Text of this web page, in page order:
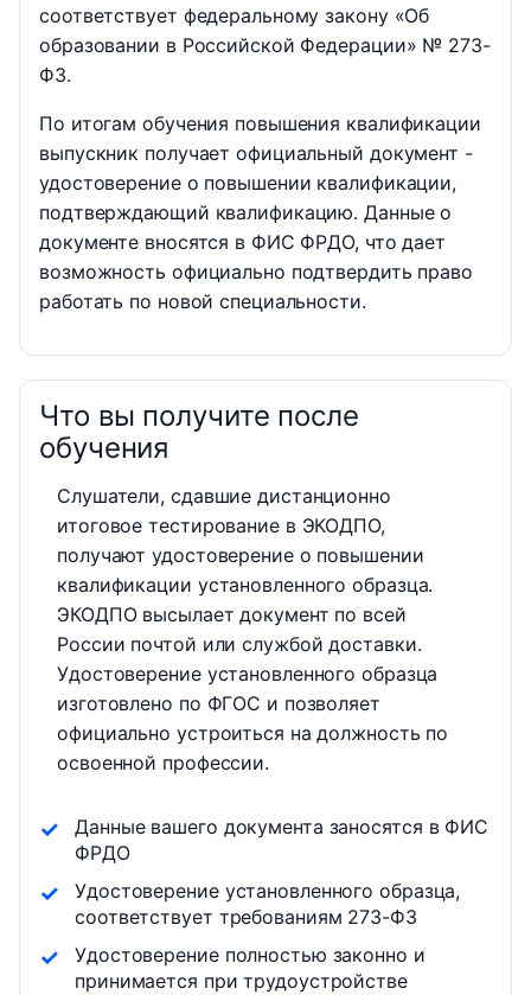
соответствует федеральному закону «Об
образовании в Российской Федерации» № 273-
ФЗ.
По итогам обучения повышения квалификации
выпускник получает официальный документ -
удостоверение о повышении квалификации,
подтверждающий квалификацию. Данные о
документе вносятся в ФИС ФРДО, что дает
возможность официально подтвердить право
работать по новой специальности.
Что вы получите после
обучения
Слушатели, сдавшие дистанционно
итоговое тестирование в ЭКОДПО,
получают удостоверение о повышении
квалификации установленного образца.
ЭКОДПО высылает документ по всей
России почтой или службой доставки.
Удостоверение установленного образца
изготовлено по ФГОС и позволяет
официально устроиться на должность по
освоенной профессии.
Данные вашего документа заносятся в ФИС
ФРДО
Удостоверение установленного образца,
соответствует требованиям 273-ФЗ
Удостоверение полностью законно и
принимается при трудоустройстве